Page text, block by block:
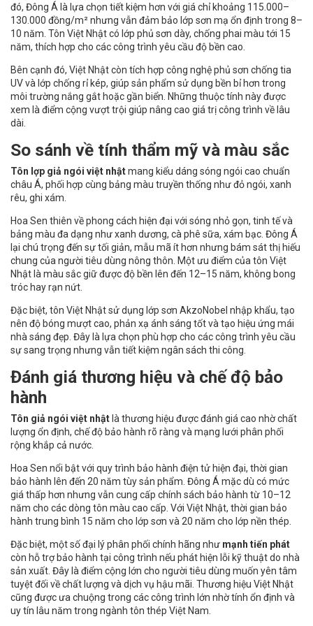
đó, Đông Á là lựa chọn tiết kiệm hơn với giá chỉ khoảng 115.000–
130.000 đồng/m² nhưng vẫn đảm bảo lớp sơn mạ ổn định trong 8–
10 năm. Tôn Việt Nhật có lớp phủ sơn dày, chống phai màu tới 15
năm, thích hợp cho các công trình yêu cầu độ bền cao.
Bên cạnh đó, Việt Nhật còn tích hợp công nghệ phủ sơn chống tia
UV và lớp chống rỉ kép, giúp sản phẩm sử dụng bền bỉ hơn trong
môi trường nắng gắt hoặc gần biển. Những thuộc tính này được
xem là điểm cộng vượt trội giúp nâng cao giá trị công trình về lâu
dài.
So sánh về tính thẩm mỹ và màu sắc
Tôn lợp giả ngói việt nhậtmang kiểu dáng sóng ngói cao chuẩn
châu Á, phối hợp cùng bảng màu truyền thống như đỏ ngói, xanh
rêu, ghi xám.
Hoa Sen thiên về phong cách hiện đại với sóng nhỏ gọn, tinh tế và
bảng màu đa dạng như xanh dương, cà phê sữa, xám bạc. Đông Á
lại chú trọng đến sự tối giản, mẫu mã ít hơn nhưng bám sát thị hiếu
chung của người tiêu dùng nông thôn. Một ưu điểm của tôn Việt
Nhật là màu sắc giữ được độ bền lên đến 12–15 năm, không bong
tróc hay rạn nứt.
Đặc biệt, tôn Việt Nhật sử dụng lớp sơn AkzoNobel nhập khẩu, tạo
nên độ bóng mượt cao, phản xạ ánh sáng tốt và tạo hiệu ứng mái
nhà sáng đẹp. Đây là lựa chọn phù hợp cho các công trình yêu cầu
sự sang trọng nhưng vẫn tiết kiệm ngân sách thi công.
Đánh giá thương hiệu và chế độ bảo
hành
Tôn giả ngói việt nhật là thương hiệu được đánh giá cao nhờ chất
lượng ổn định, chế độ bảo hành rõ ràng và mạng lưới phân phối
rộng khắp cả nước.
Hoa Sen nổi bật với quy trình bảo hành điện tử hiện đại, thời gian
bảo hành lên đến 20 năm tùy sản phẩm. Đông Á mặc dù có mức
giá thấp hơn nhưng vẫn cung cấp chính sách bảo hành từ 10–12
năm cho các dòng tôn màu cao cấp. Với Việt Nhật, thời gian bảo
hành trung bình 15 năm cho lớp sơn và 20 năm cho lớp nền thép.
Đặc biệt, một số đại lý phân phối chính hãng như mạnh tiến phát
còn hỗ trợ bảo hành tại công trình nếu phát hiện lỗi kỹ thuật do nhà
sản xuất. Đây là điểm cộng lớn cho người tiêu dùng muốn yên tâm
tuyệt đối về chất lượng và dịch vụ hậu mãi. Thương hiệu Việt Nhật
cũng được ưa chuộng trong các công trình lớn nhờ tính ổn định và
uy tín lâu năm trong ngành tôn thép Việt Nam.